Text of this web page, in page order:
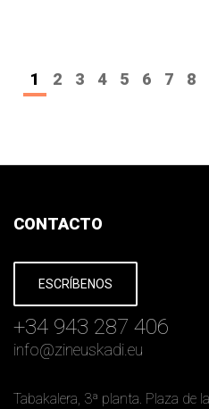
1 2 3 4 5 6 7 8
CONTACTO
ESCRÍBENOS
+34 943 287 406
info@zineuskadi.eu
Tabakalera, 3ª planta. Plaza de